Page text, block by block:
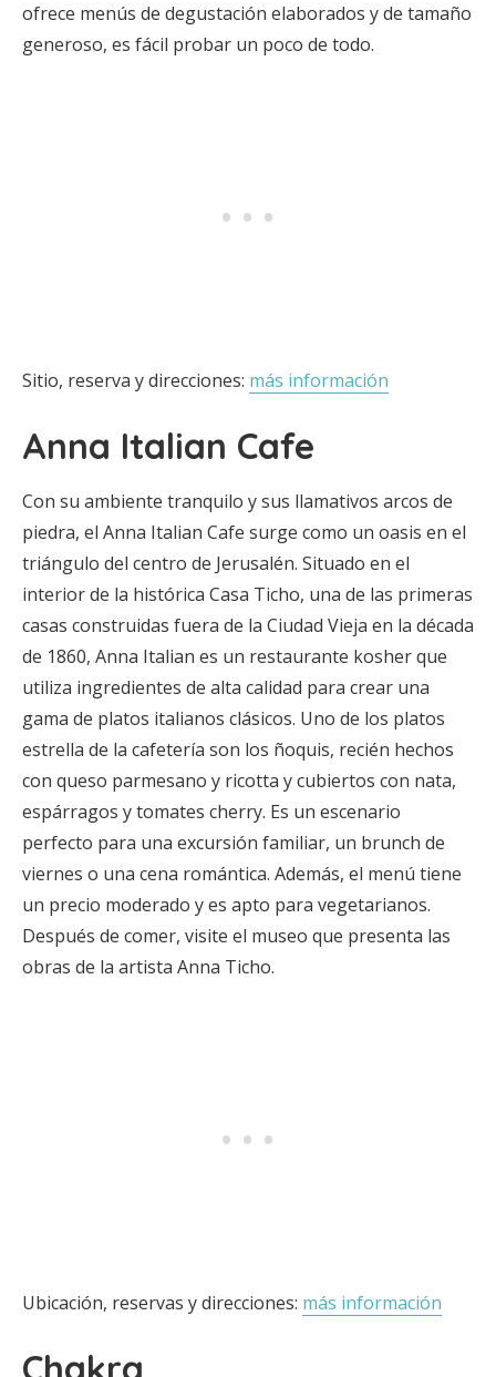
ofrece menús de degustación elaborados y de tamaño
generoso, es fácil probar un poco de todo.
Sitio, reserva y direcciones: más información
Anna Italian Cafe
Con su ambiente tranquilo y sus llamativos arcos de
piedra, el Anna Italian Cafe surge como un oasis en el
triángulo del centro de Jerusalén. Situado en el
interior de la histórica Casa Ticho, una de las primeras
casas construidas fuera de la Ciudad Vieja en la década
de 1860, Anna Italian es un restaurante kosher que
utiliza ingredientes de alta calidad para crear una
gama de platos italianos clásicos. Uno de los platos
estrella de la cafetería son los ñoquis, recién hechos
con queso parmesano y ricotta y cubiertos con nata,
espárragos y tomates cherry. Es un escenario
perfecto para una excursión familiar, un brunch de
viernes o una cena romántica. Además, el menú tiene
un precio moderado y es apto para vegetarianos.
Después de comer, visite el museo que presenta las
obras de la artista Anna Ticho.
Ubicación, reservas y direcciones: más información
Chakra